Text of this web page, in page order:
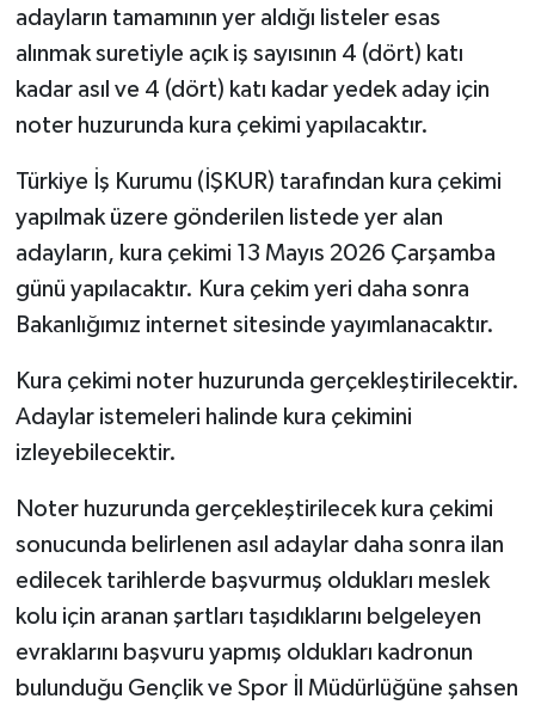
adayların tamamının yer aldığı listeler esas
alınmak suretiyle açık iş sayısının 4 (dört) katı
kadar asıl ve 4 (dört) katı kadar yedek aday için
noter huzurunda kura çekimi yapılacaktır.
Türkiye İş Kurumu (İŞKUR) tarafından kura çekimi
yapılmak üzere gönderilen listede yer alan
adayların, kura çekimi 13 Mayıs 2026 Çarşamba
günü yapılacaktır. Kura çekim yeri daha sonra
Bakanlığımız internet sitesinde yayımlanacaktır.
Kura çekimi noter huzurunda gerçekleştirilecektir.
Adaylar istemeleri halinde kura çekimini
izleyebilecektir.
Noter huzurunda gerçekleştirilecek kura çekimi
sonucunda belirlenen asıl adaylar daha sonra ilan
edilecek tarihlerde başvurmuş oldukları meslek
kolu için aranan şartları taşıdıklarını belgeleyen
evraklarını başvuru yapmış oldukları kadronun
bulunduğu Gençlik ve Spor İl Müdürlüğüne şahsen